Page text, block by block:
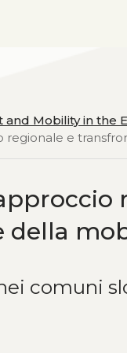
Mobility in the
regionale e
della
comuni